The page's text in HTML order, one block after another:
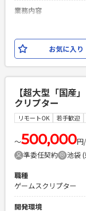
業務内容
ル、または新規のス
す。 おもに以下のよ
MotionBuilderを使っ
は、新規タイトルの
希望と適性に応じた業
ルや経験に応じて、入
できる可能性もありま
頭に、プログラマー
体制で取り組みます
に伝わってくるため、
使った3D開発まで、
的に動ける方であれば
える可能性もあります
お気に入り
【超大型「国産
クリプター
リモートOK 若手歓迎
〜500,000円
準委任契約
池袋
職種
ゲームスクリプター
開発環境